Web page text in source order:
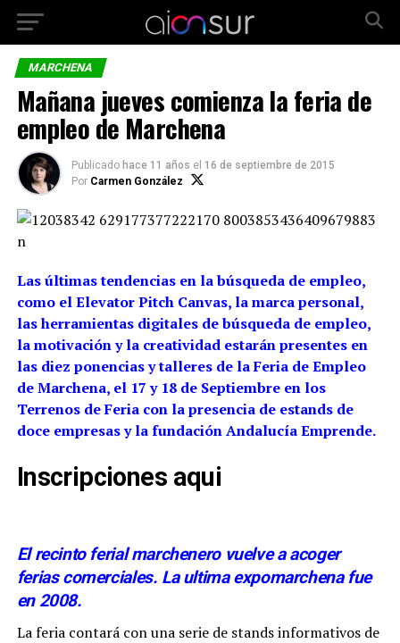
MARCHENA
Mañana jueves comienza la feria de
empleo de Marchena
Publicado hace 11 años el 16 de septiembre de 2015
Por Carmen González
Las últimas tendencias en la búsqueda de empleo,
como el Elevator Pitch Canvas, la marca personal,
las herramientas digitales de búsqueda de empleo,
la motivación y la creatividad estarán presentes en
las diez ponencias y talleres de la Feria de Empleo
de Marchena, el 17 y 18 de Septiembre en los
Terrenos de Feria con la presencia de estands de
doce empresas y la fundación Andalucía Emprende.
Inscripciones aqui
El recinto ferial marchenero vuelve a acoger
ferias comerciales. La ultima expomarchena fue
en 2008.
La feria contará con una serie de stands informativos de